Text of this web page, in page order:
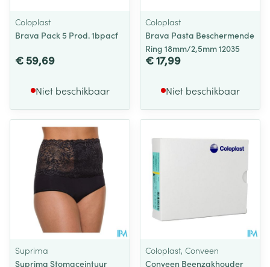
Coloplast
Brava Pack 5 Prod. 1bpacf
€ 59,69
Niet beschikbaar
Coloplast
Brava Pasta Beschermende
Ring 18mm/2,5mm 12035
€ 17,99
Niet beschikbaar
Suprima
Suprima Stomaceintuur
Coloplast, Conveen
Conveen Beenzakhouder